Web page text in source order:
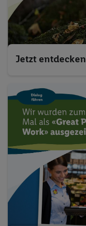
Jetzt entdecken